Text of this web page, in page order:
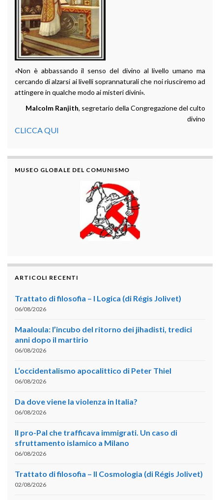
«Non è abbassando il senso del divino al livello umano ma
cercando di alzarsi ai livelli soprannaturali che noi riusciremo ad
attingere in qualche modo ai misteri divini».
Malcolm Ranjith, segretario della Congregazione del culto
divino
CLICCA QUI
MUSEO GLOBALE DEL COMUNISMO
ARTICOLI RECENTI
Trattato di filosofia – I Logica (di Régis Jolivet)
06/08/2026
Maaloula: l’incubo del ritorno dei jihadisti, tredici
anni dopo il martirio
06/08/2026
L’occidentalismo apocalittico di Peter Thiel
06/08/2026
Da dove viene la violenza in Italia?
06/08/2026
Il pro-Pal che trafficava immigrati. Un caso di
sfruttamento islamico a Milano
06/08/2026
Trattato di filosofia – II Cosmologia (di Régis Jolivet)
02/08/2026